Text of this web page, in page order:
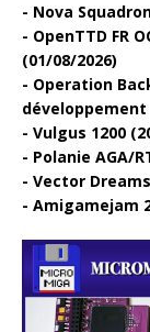
Nova
OpenTTD FR
(01/08/2026)
Operation
développement
Vulgus 1200
Polanie AGA/
Vector
Amigamejam